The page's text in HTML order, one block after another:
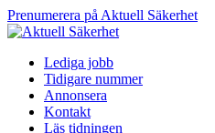
Prenumerera på Aktuell Säkerhet
Lediga jobb
Tidigare nummer
Annonsera
Kontakt
Läs tidningen